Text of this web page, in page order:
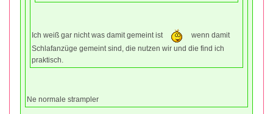
Ich weiß gar nicht was damit gemeint ist
wenn damit
Schlafanzüge gemeint sind, die nutzen wir und die find ich
praktisch.
Ne normale strampler